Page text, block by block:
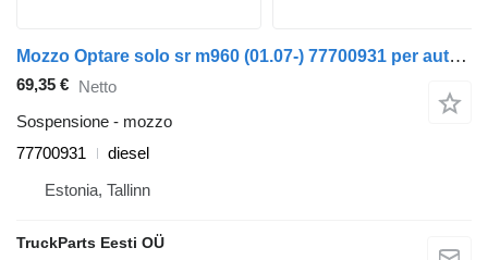
Mozzo Optare solo sr m960 (01.07-) 77700931 per autobus Optare Solo Sr, Tempo, Versa, Olymus, Toro (2004-)
69,35 € Netto
Sospensione - mozzo
77700931
diesel
Estonia, Tallinn
TruckParts Eesti OÜ